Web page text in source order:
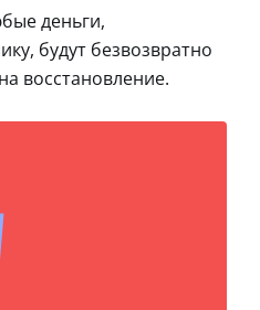
деньги,
будут безвозвратно
восстановление.